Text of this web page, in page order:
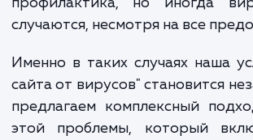
сайта, ухудшающими его
даже ведущими к полной
Избежать этих проблем
профилактика, но иногда
случаются, несмотря на все